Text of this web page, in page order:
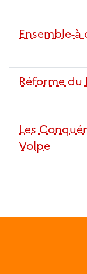
Ensemble-à
Réforme du
Les
Volpe